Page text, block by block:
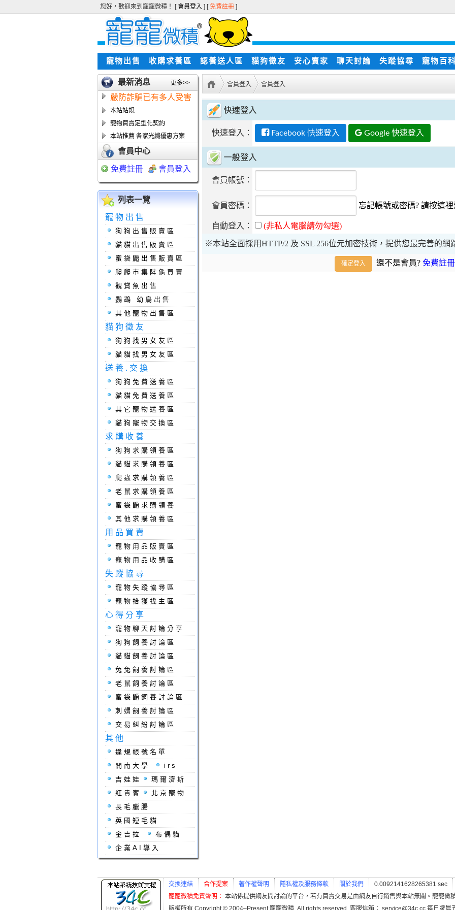
您好，歡迎來到寵寵微積！ [會員登入 ] [免費註冊 ]
寵物出售 收購求養區 認養送人區 貓狗徵友 安心賣家 聊天討論 失蹤協尋 寵物百科
最新消息 更多>>
嚴防詐騙已有多人受害
本站站規
寵物買賣定型化契約
本站推薦 各家光纖優惠方案
會員中心
免費註冊 會員登入
列表一覽
寵物出售
狗狗出售販賣區
貓貓出售販賣區
蜜袋鼯出售販賣區
爬爬市集陸龜買賣
觀賞魚出售
鸚鵡 幼鳥出售
其他寵物出售區
貓狗徵友
狗狗找男女友區
貓貓找男女友區
送養.交換
狗狗免費送養區
貓貓免費送養區
其它寵物送養區
貓狗寵物交換區
求購收養
狗狗求購領養區
貓貓求購領養區
爬蟲求購領養區
老鼠求購領養區
蜜袋鼯求購領養
其他求購領養區
用品買賣
寵物用品販賣區
寵物用品收購區
失蹤協尋
寵物失蹤協尋區
寵物拾獲找主區
心得分享
寵物聊天討論分享
狗狗飼養討論區
貓貓飼養討論區
兔兔飼養討論區
老鼠飼養討論區
蜜袋鼯飼養討論區
刺蝟飼養討論區
交易糾紛討論區
其他
違規帳號名單
開南大學
irs
吉娃娃
瑪爾濟斯
紅貴賓
北京寵物
長毛臘腸
英國短毛貓
金吉拉
布偶貓
企業AI導入
會員登入 會員登入
快速登入： Facebook 快速登入 Google 快速登入
會員帳號：
會員密碼： 忘記帳號或密碼? 請按這裡
自動登入： (非私人電腦請勿勾選)
※本站全面採用HTTP/2 及 SSL 256位元加密技術，提供您最完善的網
確定登入 還不是會員? 免費註冊
交換連結 合作提案 著作權聲明 隱私權及服務條款 關於我們
0.0092141628265381 sec
寵寵微積免責聲明： 本站係提供網友間討論的平台，若有買賣交易是由網友自行銷售與本站無關。寵寵微
版權所有 Copyright © 2004–Present 寵寵微積. All rights reserved. 客服信箱： service@34c.cc 每日凌晨